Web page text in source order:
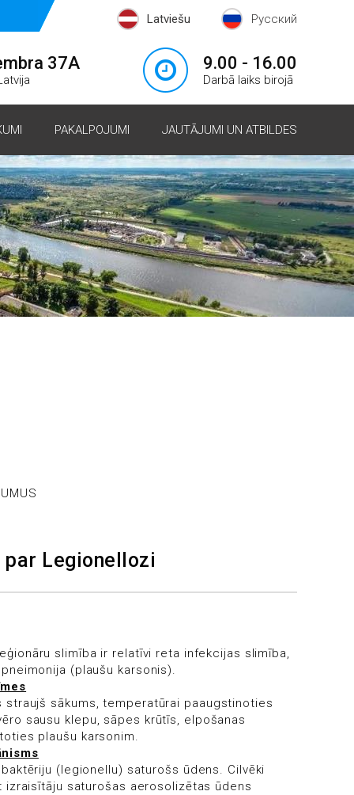
Latviešu Русский
37A 9.00 - 16.00
Darbā laiks birojā
PAKALPOJUMI JAUTĀJUMI UN ATBILDES
par Legionellozi
slimība ir relatīvi reta infekcijas slimība,
(plaušu karsonis).
straujš sākums, temperatūrai paaugstinoties
sausu klepu, sāpes krūtīs, elpošanas
plaušu karsonim.
(legionellu) saturošs ūdens. Cilvēki
izraisītāju saturošas aerosolizētas ūdens